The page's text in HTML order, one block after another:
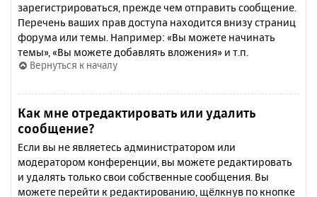
зарегистрироваться, прежде чем отправить сообщение.
Перечень ваших прав доступа находится внизу страниц
форума или темы. Например: «Вы можете начинать
темы», «Вы можете добавлять вложения» и т.п.
Вернуться к началу
Как мне отредактировать или удалить
сообщение?
Если вы не являетесь администратором или
модератором конференции, вы можете редактировать
и удалять только свои собственные сообщения. Вы
можете перейти к редактированию, щёлкнув по кнопке